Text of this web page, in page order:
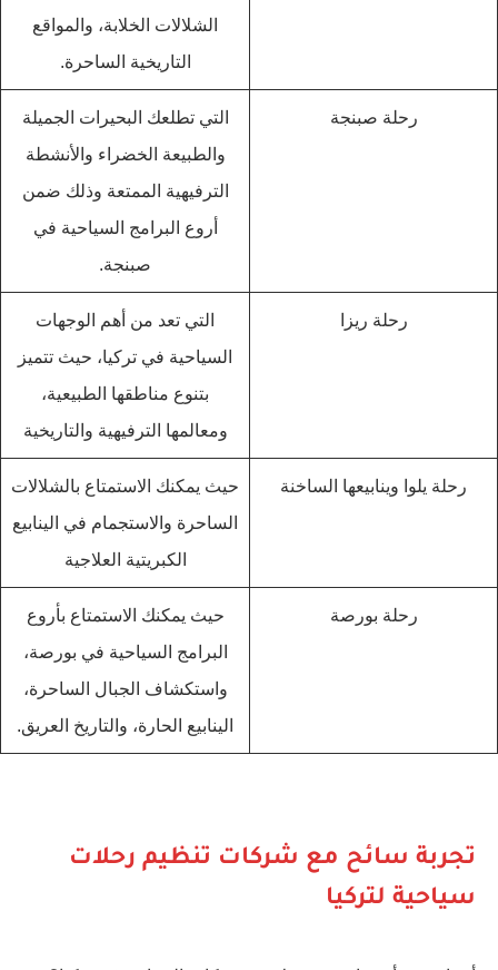
الشلالات الخلابة، والمواقع
التاريخية الساحرة.
رحلة صبنجة
التي تطلعك البحيرات الجميلة
والطبيعة الخضراء والأنشطة
الترفيهية الممتعة وذلك ضمن
أروع البرامج السياحية في
صبنجة.
رحلة ريزا
التي تعد من أهم الوجهات
السياحية في تركيا، حيث تتميز
بتنوع مناطقها الطبيعية،
ومعالمها الترفيهية والتاريخية
رحلة يلوا وينابيعها الساخنة
حيث يمكنك الاستمتاع بالشلالات
الساحرة والاستجمام في الينابيع
الكبريتية العلاجية
رحلة بورصة
حيث يمكنك الاستمتاع بأروع
البرامج السياحية في بورصة،
واستكشاف الجبال الساحرة،
الينابيع الحارة، والتاريخ العريق.
تجربة سائح مع شركات تنظيم رحلات
سياحية لتركيا